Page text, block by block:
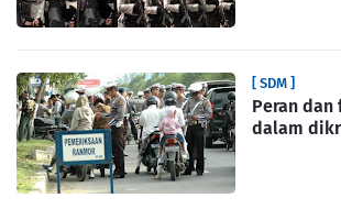
[ SDM ]
Peran
dalam